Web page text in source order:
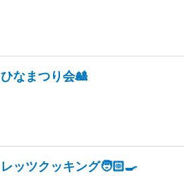
ひなまつり会🎎
レッツクッキング🧑🏻‍🍳